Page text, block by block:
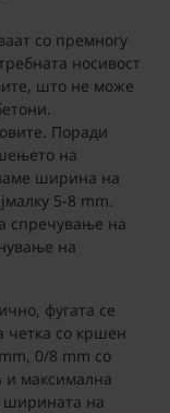
со премногу
носивост
што не може
Поради
на
ширина на
5-8 mm.
спречување на
на
фугата се
четка со кршен
0/8 mm со
и максимална
ширината на